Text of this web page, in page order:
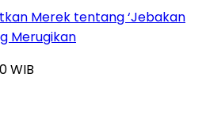
Merek tentang ‘Jebakan
Merugikan
WIB